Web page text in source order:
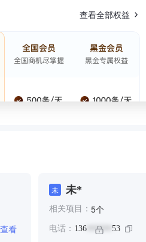
查看全部权益
看
未 未*
相关项目： 5个
电话： 136 ****** 53